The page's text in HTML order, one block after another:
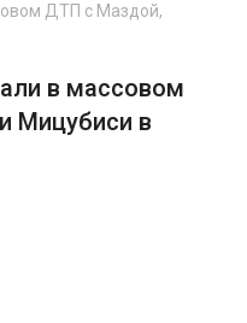
ДТП с Маздой,
в массовом
Мицубиси в